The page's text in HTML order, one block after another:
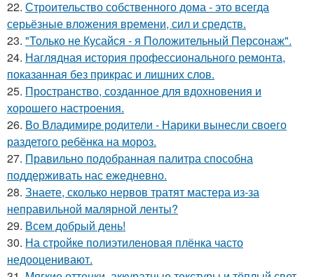
22. Строительство собственного дома - это всегда
серьёзные вложения времени, сил и средств.
23. "Только не Кусайся - я Положительный Персонаж".
24. Наглядная история профессионального ремонта,
показанная без прикрас и лишних слов.
25. Пространство, созданное для вдохновения и
хорошего настроения.
26. Во Владимире родители - Нарики вынесли своего
раздетого ребёнка на мороз.
27. Правильно подобранная палитра способна
поддерживать нас ежедневно.
28. Знаете, сколько нервов тратят мастера из-за
неправильной малярной ленты?
29. Всем добрый день!
30. На стройке полиэтиленовая плёнка часто
недооценивают.